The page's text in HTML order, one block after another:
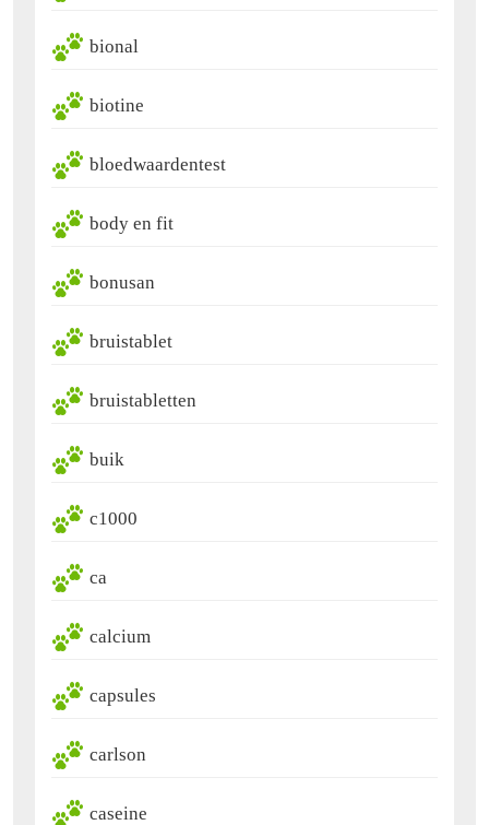
bional
biotine
bloedwaardentest
body en fit
bonusan
bruistablet
bruistabletten
buik
c1000
ca
calcium
capsules
carlson
caseine